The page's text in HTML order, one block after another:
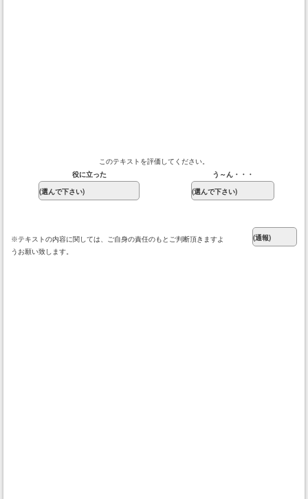
このテキストを評価してください。
役に立った
う～ん・・・
※テキストの内容に関しては、ご自身の責任のもとご判断頂きますよ
うお願い致します。